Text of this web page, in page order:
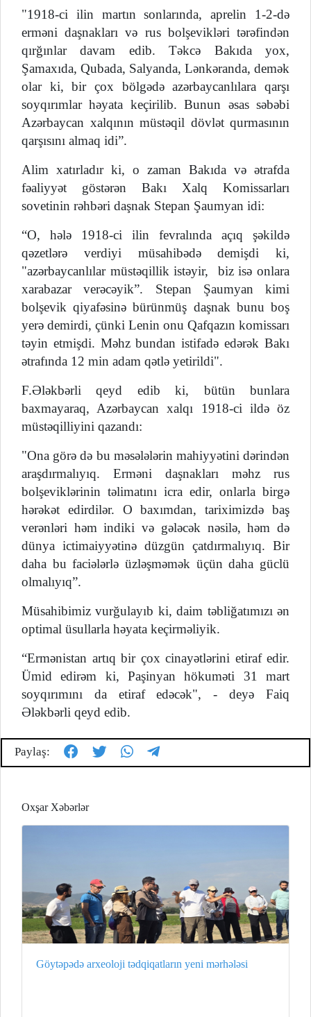
"1918-ci ilin martın sonlarında, aprelin 1-2-də
erməni daşnakları və rus bolşevikləri tərəfindən
qırğınlar davam edib. Təkcə Bakıda yox,
Şamaxıda, Qubada, Salyanda, Lənkəranda, demək
olar ki, bir çox bölgədə azərbaycanlılara qarşı
soyqırımlar həyata keçirilib. Bunun əsas səbəbi
Azərbaycan xalqının müstəqil dövlət qurmasının
qarşısını almaq idi”.
Alim xatırladır ki, o zaman Bakıda və ətrafda
fəaliyyət göstərən Bakı Xalq Komissarları
sovetinin rəhbəri daşnak Stepan Şaumyan idi:
“O, hələ 1918-ci ilin fevralında açıq şəkildə
qəzetlərə verdiyi müsahibədə demişdi ki,
"azərbaycanlılar müstəqillik istəyir, biz isə onlara
xarabazar verəcəyik”. Stepan Şaumyan kimi
bolşevik qiyafəsinə bürünmüş daşnak bunu boş
yerə demirdi, çünki Lenin onu Qafqazın komissarı
təyin etmişdi. Məhz bundan istifadə edərək Bakı
ətrafında 12 min adam qətlə yetirildi".
F.Ələkbərli qeyd edib ki, bütün bunlara
baxmayaraq, Azərbaycan xalqı 1918-ci ildə öz
müstəqilliyini qazandı:
"Ona görə də bu məsələlərin mahiyyətini dərindən
araşdırmalıyıq. Erməni daşnakları məhz rus
bolşeviklərinin təlimatını icra edir, onlarla birgə
hərəkət edirdilər. O baxımdan, tariximizdə baş
verənləri həm indiki və gələcək nəsilə, həm də
dünya ictimaiyyətinə düzgün çatdırmalıyıq. Bir
daha bu faciələrlə üzləşməmək üçün daha güclü
olmalıyıq”.
Müsahibimiz vurğulayıb ki, daim təbliğatımızı ən
optimal üsullarla həyata keçirməliyik.
“Ermənistan artıq bir çox cinayətlərini etiraf edir.
Ümid edirəm ki, Paşinyan hökuməti 31 mart
soyqırımını da etiraf edəcək", - deyə Faiq
Ələkbərli qeyd edib.
Paylaş:
Oxşar Xəbərlər
Göytəpədə arxeoloji tədqiqatların yeni mərhələsi